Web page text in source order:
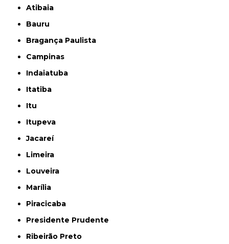
Atibaia
Bauru
Bragança Paulista
Campinas
Indaiatuba
Itatiba
Itu
Itupeva
Jacareí
Limeira
Louveira
Marília
Piracicaba
Presidente Prudente
Ribeirão Preto